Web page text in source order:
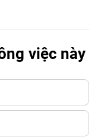
việc này